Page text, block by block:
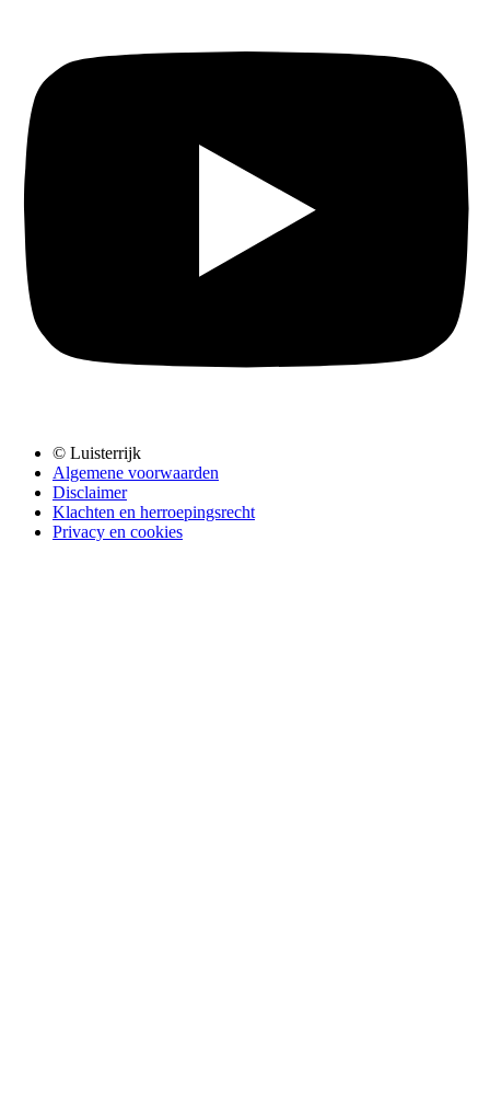
© Luisterrijk
Algemene voorwaarden
Disclaimer
Klachten en herroepingsrecht
Privacy en cookies